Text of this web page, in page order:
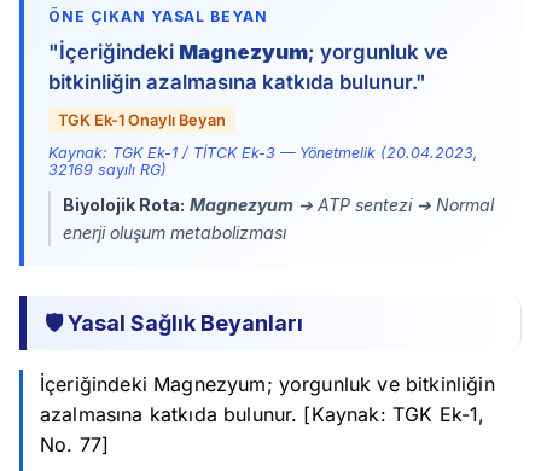
ÖNE ÇIKAN YASAL BEYAN
"İçeriğindeki Magnezyum; yorgunluk ve
bitkinliğin azalmasına katkıda bulunur."
TGK Ek-1 Onaylı Beyan
Kaynak: TGK Ek-1 / TİTCK Ek-3 — Yönetmelik (20.04.2023,
32169 sayılı RG)
Biyolojik Rota: Magnezyum ➔ ATP sentezi ➔ Normal
enerji oluşum metabolizması
🛡️ Yasal Sağlık Beyanları
İçeriğindeki Magnezyum; yorgunluk ve bitkinliğin
azalmasına katkıda bulunur. [Kaynak: TGK Ek-1,
No. 77]